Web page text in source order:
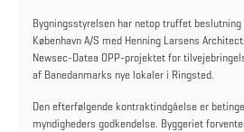
Bygningsstyrelsen har netop truffet
København A/S med Henning Larsens
Newsec-Datea OPP-projektet for
af Banedanmarks nye lokaler i Ringsted.
Den efterfølgende kontraktindgåelse er
myndigheders godkendelse. Byggeriet